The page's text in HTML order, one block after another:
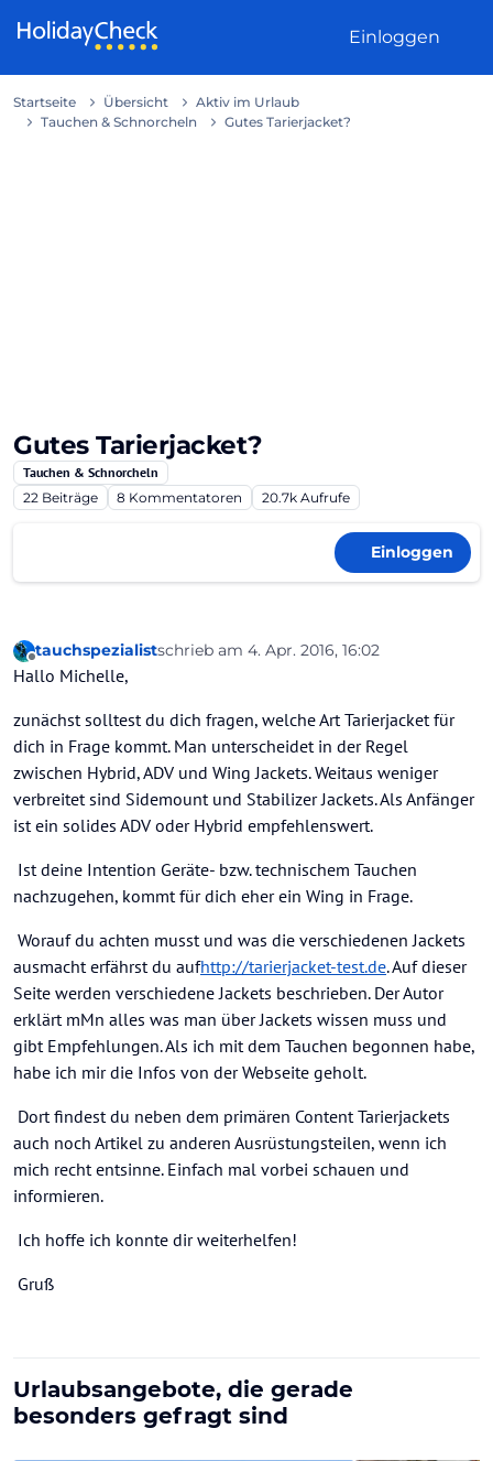
Einloggen
Startseite Übersicht
Aktiv im Urlaub
Tauchen & Schnorcheln
Gutes Tarierjacket?
Gutes Tarierjacket?
Tauchen & Schnorcheln
22 Beiträge 8 Kommentatoren 20.7k Aufrufe
Einloggen
Offline
tauchspezialistschrieb am 4. Apr. 2016, 16:02
zuletzt editiert von
Hallo Michelle,
zunächst solltest du dich fragen, welche Art Tarierjacket für
dich in Frage kommt. Man unterscheidet in der Regel
zwischen Hybrid, ADV und Wing Jackets. Weitaus weniger
verbreitet sind Sidemount und Stabilizer Jackets. Als Anfänger
ist ein solides ADV oder Hybrid empfehlenswert.
Ist deine Intention Geräte- bzw. technischem Tauchen
nachzugehen, kommt für dich eher ein Wing in Frage.
Worauf du achten musst und was die verschiedenen Jackets
ausmacht erfährst du aufhttp://tarierjacket-test.de. Auf dieser
Seite werden verschiedene Jackets beschrieben. Der Autor
erklärt mMn alles was man über Jackets wissen muss und
gibt Empfehlungen. Als ich mit dem Tauchen begonnen habe,
habe ich mir die Infos von der Webseite geholt.
Dort findest du neben dem primären Content Tarierjackets
auch noch Artikel zu anderen Ausrüstungsteilen, wenn ich
mich recht entsinne. Einfach mal vorbei schauen und
informieren.
Ich hoffe ich konnte dir weiterhelfen!
Gruß